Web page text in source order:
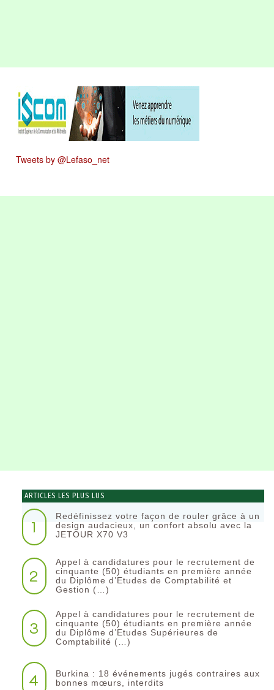
Tweets by @Lefaso_net
ARTICLES LES PLUS LUS
1
Redéfinissez votre façon de rouler grâce à un
design audacieux, un confort absolu avec la
JETOUR X70 V3
2
Appel à candidatures pour le recrutement de
cinquante (50) étudiants en première année
du Diplôme d’Etudes de Comptabilité et
Gestion (…)
3
Appel à candidatures pour le recrutement de
cinquante (50) étudiants en première année
du Diplôme d’Etudes Supérieures de
Comptabilité (…)
4
Burkina : 18 événements jugés contraires aux
bonnes mœurs, interdits